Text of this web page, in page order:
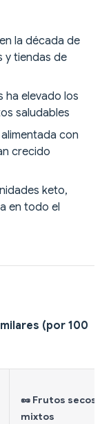
la década de
y tiendas de
ha elevado los
saludables
con
crecido
keto,
en todo el
(por 100
🥜 Frutos secos
mixtos